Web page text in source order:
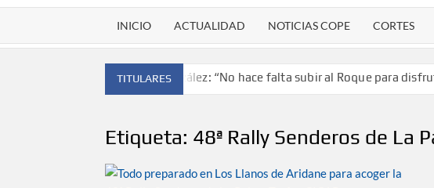
INICIO ACTUALIDAD NOTICIAS COPE CORTES
TITULARES
Antonio González: “No hace falta subir al Roque para
José Carlos Martín: “La Palma tendrá antes de 2030 un
Víctor González destaca el papel del deporte como
Etiqueta: 48ª Rally Senderos de La